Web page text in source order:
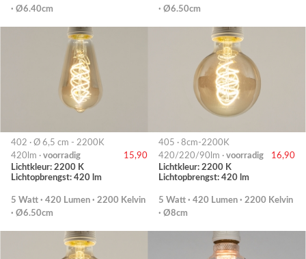
· Ø6.40cm
· Ø6.50cm
402 · Ø 6,5 cm - 2200K
420lm · voorradig
15,90
Lichtkleur: 2200 K
Lichtopbrengst: 420 lm
5 Watt · 420 Lumen · 2200 Kelvin
· Ø6.50cm
405 · 8cm-2200K
420/220/90lm · voorradig
16,90
Lichtkleur: 2200 K
Lichtopbrengst: 420 lm
5 Watt · 420 Lumen · 2200 Kelvin
· Ø8cm